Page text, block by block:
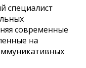
специалист
современные
на